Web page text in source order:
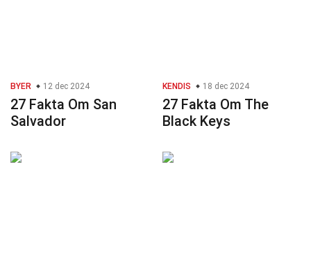
BYER 12 dec 2024
27 Fakta Om San
Salvador
KENDIS 18 dec 2024
27 Fakta Om The
Black Keys